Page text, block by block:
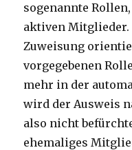
sogenannte
aktiven Mitglieder.
Zuweisung
vorgegebenen
mehr in der
wird der Ausweis
also nicht
ehemaliges